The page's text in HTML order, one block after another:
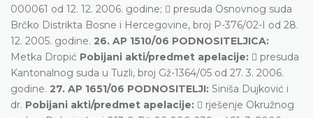
000061 od 12. 12. 2006. godine;  presuda Osnovnog suda
Brčko Distrikta Bosne i Hercegovine, broj P-376/02-I od 28.
12. 2005. godine. 26. AP 1510/06 PODNOSITELJICA:
Metka Dropić Pobijani akti/predmet apelacije:  presuda
Kantonalnog suda u Tuzli, broj Gž-1364/05 od 27. 3. 2006.
godine. 27. AP 1651/06 PODNOSITELJI: Siniša Dujković i
dr. Pobijani akti/predmet apelacije:  rješenje Okružnog